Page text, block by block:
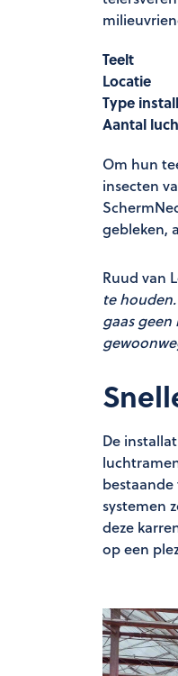
Teelt
Locatie
Type
Aantal
Om hun
insecten
gebleken,
Ruud van
te
gaas
De
systemen
deze
op een